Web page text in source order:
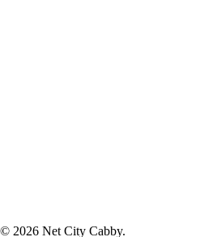
© 2026 Net City Cabby.